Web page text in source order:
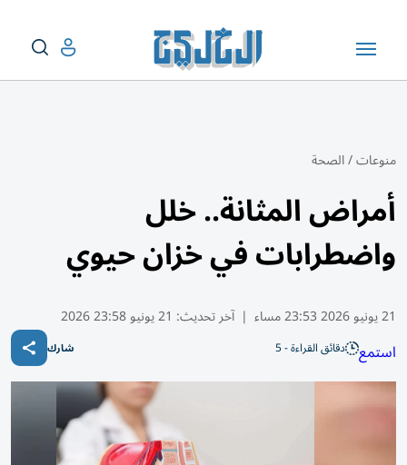
منوعات/الصحة
أمراض المثانة.. خلل
واضطرابات في خزان حيوي
21 يونيو 2026 23:53 مساء | آخر تحديث: 21 يونيو 23:58 2026
استمع دقائق القراءة - 5 شارك